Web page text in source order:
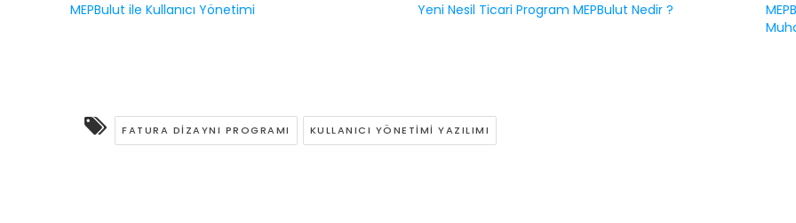
MEPBulut ile Kullanıcı Yönetimi Yeni Nesil Ticari Program MEPBulut Nedir ?
FATURA DIZAYNI PROGRAMI KULLANICI YÖNETIMI YAZILIMI